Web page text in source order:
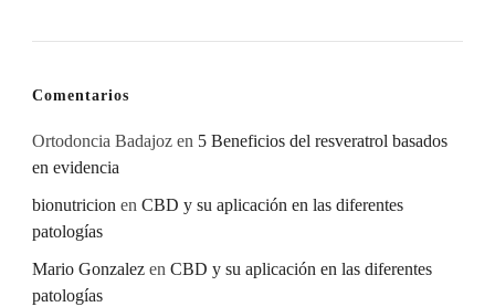
Comentarios
Ortodoncia Badajoz en 5 Beneficios del resveratrol basados
en evidencia
bionutricion en CBD y su aplicación en las diferentes
patologías
Mario Gonzalez en CBD y su aplicación en las diferentes
patologías